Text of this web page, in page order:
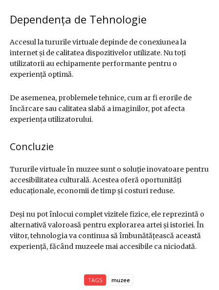
Dependența de Tehnologie
Accesul la tururile virtuale depinde de conexiunea la
internet și de calitatea dispozitivelor utilizate. Nu toți
utilizatorii au echipamente performante pentru o
experiență optimă.
De asemenea, problemele tehnice, cum ar fi erorile de
încărcare sau calitatea slabă a imaginilor, pot afecta
experiența utilizatorului.
Concluzie
Tururile virtuale în muzee sunt o soluție inovatoare pentru
accesibilitatea culturală. Acestea oferă oportunități
educaționale, economii de timp și costuri reduse.
Deși nu pot înlocui complet vizitele fizice, ele reprezintă o
alternativă valoroasă pentru explorarea artei și istoriei. În
viitor, tehnologia va continua să îmbunătățească această
experiență, făcând muzeele mai accesibile ca niciodată.
TAGS muzee